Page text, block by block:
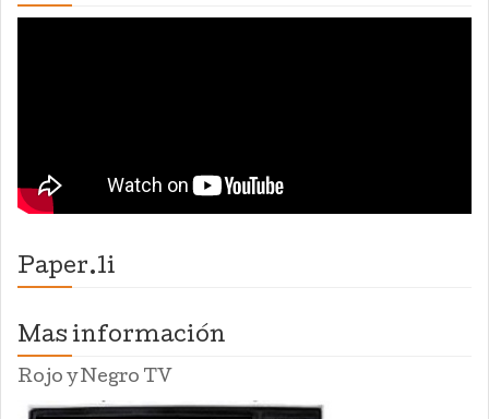
Paper.li
Mas información
Rojo y Negro TV